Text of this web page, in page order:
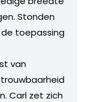
Stonden
toepassing
van
Carl zet zich